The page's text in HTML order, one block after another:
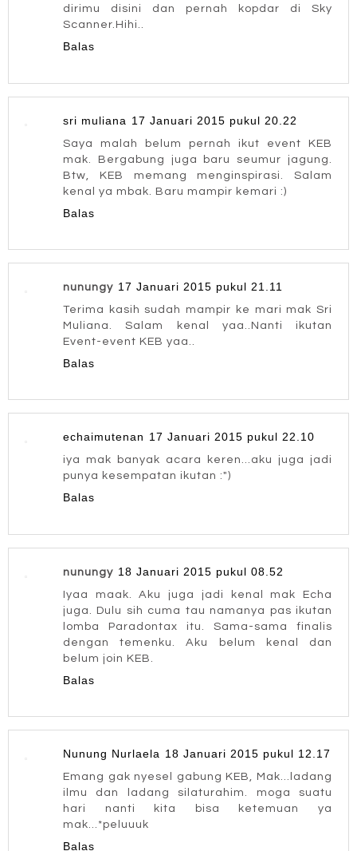
dirimu disini dan pernah kopdar di Sky
Scanner.Hihi..
Balas
sri muliana 17 Januari 2015 pukul 20.22
Saya malah belum pernah ikut event KEB
mak. Bergabung juga baru seumur jagung.
Btw, KEB memang menginspirasi. Salam
kenal ya mbak. Baru mampir kemari :)
Balas
nunungy 17 Januari 2015 pukul 21.11
Terima kasih sudah mampir ke mari mak Sri
Muliana. Salam kenal yaa..Nanti ikutan
Event-event KEB yaa..
Balas
echaimutenan 17 Januari 2015 pukul 22.10
iya mak banyak acara keren...aku juga jadi
punya kesempatan ikutan :")
Balas
nunungy 18 Januari 2015 pukul 08.52
Iyaa maak. Aku juga jadi kenal mak Echa
juga. Dulu sih cuma tau namanya pas ikutan
lomba Paradontax itu. Sama-sama finalis
dengan temenku. Aku belum kenal dan
belum join KEB.
Balas
Nunung Nurlaela 18 Januari 2015 pukul 12.17
Emang gak nyesel gabung KEB, Mak...ladang
ilmu dan ladang silaturahim. moga suatu
hari nanti kita bisa ketemuan ya
mak...*peluuuk
Balas